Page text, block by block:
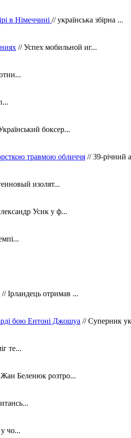
в Німеччині // українська збірна ...
// Успех мобильной иг...
боксер...
травмою обличчя // 39-річний
изолят...
Усик у ф...
// Ірландець отримав ...
бою Ентоні Джошуа // Суперник
те...
Беленюк розтро...
чо...